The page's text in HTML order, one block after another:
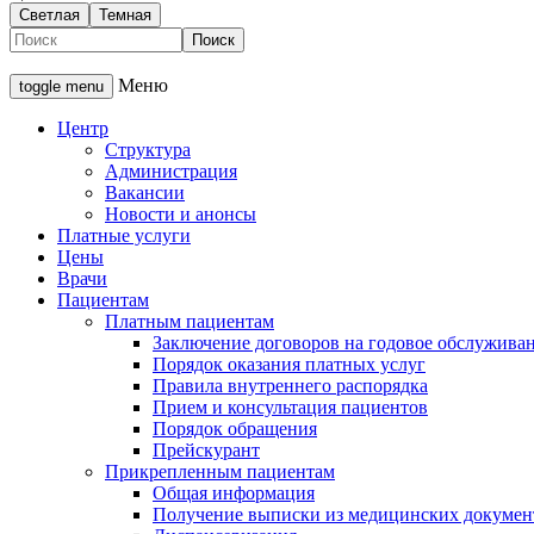
Светлая Темная
toggle menu Меню
Центр
Структура
Администрация
Вакансии
Новости и анонсы
Платные услуги
Цены
Врачи
Пациентам
Платным пациентам
Заключение договоров на годовое
Порядок оказания платных услуг
Правила внутреннего распорядка
Прием и консультация пациентов
Порядок обращения
Прейскурант
Прикрепленным пациентам
Общая информация
Получение выписки из медицинских